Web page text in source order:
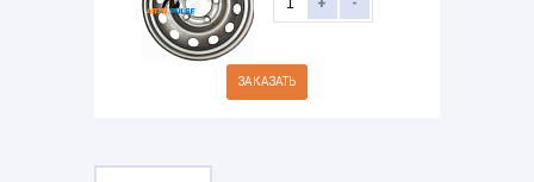
+ -
ЗАКАЗАТЬ